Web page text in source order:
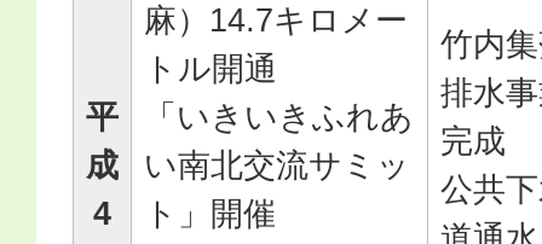
平
成
4
麻）14.7キロメー
トル開通
「いきいきふれあ
い南北交流サミッ
ト」開催
竹内
排水
完成
公共